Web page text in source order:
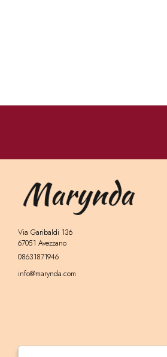
Via Garibaldi 136
67051 Avezzano
08631871946
info@marynda.com